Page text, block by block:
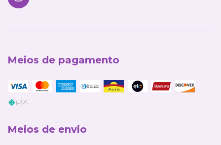
Meios de pagamento
Meios de envio